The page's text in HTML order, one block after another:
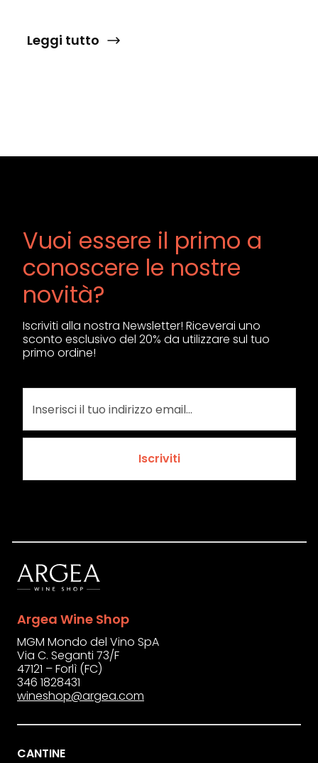
Leggi tutto
Vuoi essere il primo a
conoscere le nostre
novità?
Iscriviti alla nostra Newsletter! Riceverai uno
sconto esclusivo del 20% da utilizzare sul tuo
primo ordine!
Iscriviti
Argea Wine Shop
MGM Mondo del Vino SpA
Via C. Seganti 73/F
47121 – Forlì (FC)
346 1828431
wineshop@argea.com
CANTINE